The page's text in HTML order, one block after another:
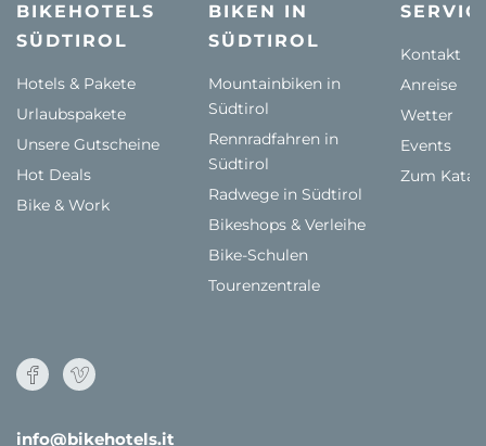
BIKEHOTELS
SÜDTIROL
Hotels & Pakete
Urlaubspakete
Unsere Gutscheine
Hot Deals
Bike & Work
BIKEN IN
SÜDTIROL
Mountainbiken in
Südtirol
Rennradfahren in
Südtirol
Radwege in Südtirol
Bikeshops & Verleihe
Bike-Schulen
Tourenzentrale
Kontakt
Anreise
Wetter
Events
Zum
info@bikehotels.it